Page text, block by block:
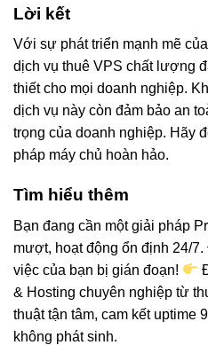
Lời kết
Với sự phát triển mạnh mẽ
dịch vụ thuê VPS chất lượng
thiết cho mọi doanh nghiệp.
dịch vụ này còn đảm bảo an
trọng của doanh nghiệp. Hãy
pháp máy chủ hoàn hảo.
Tìm hiểu thêm
Bạn đang cần một giải pháp
mượt, hoạt động ổn định 24/
việc của bạn bị gián đoạn!
& Hosting chuyên nghiệp từ
thuật tận tâm, cam kết uptime
không phát sinh.